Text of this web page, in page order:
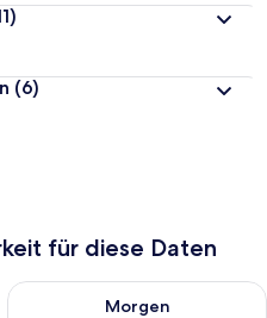
(6)
für diese Daten
Nacht, Aug. 6 - Aug. 7.
Morgen
Überprüfe die Verfügbarkeit